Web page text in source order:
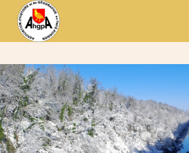
Aller
contenu